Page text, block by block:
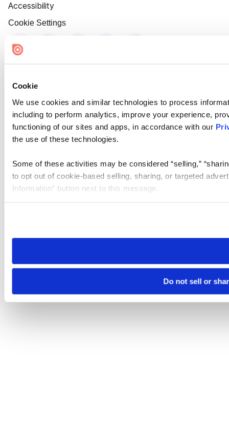
Cookie
We use cookies and similar technologies to process
including to perform analytics, improve your experience,
functioning of our sites and apps, in accordance with our
the use of these technologies.
Some of these activities may be considered “selling,”
to opt out of cookie-based selling, sharing, or targeted
Information” button next to this message.
need to be set again.
Do not sell or
Accessibility
Cookie Settings